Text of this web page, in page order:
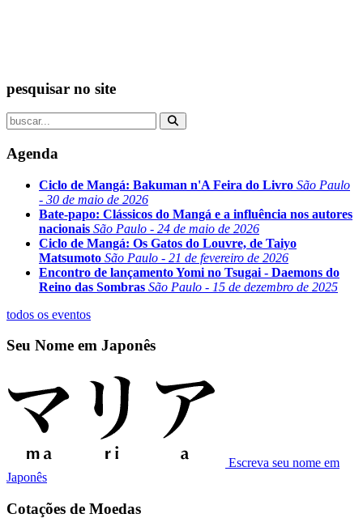
pesquisar no site
Agenda
Ciclo de Mangá: Bakuman n'A Feira do Livro São Paulo
- 30 de maio de 2026
Bate-papo: Clássicos do Mangá e a influência nos autores
nacionais São Paulo - 24 de maio de 2026
Ciclo de Mangá: Os Gatos do Louvre, de Taiyo
Matsumoto São Paulo - 21 de fevereiro de 2026
Encontro de lançamento Yomi no Tsugai - Daemons do
Reino das Sombras São Paulo - 15 de dezembro de 2025
todos os eventos
Seu Nome em Japonês
Escreva seu nome em
Japonês
Cotações de Moedas